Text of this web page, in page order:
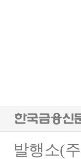
발행소(